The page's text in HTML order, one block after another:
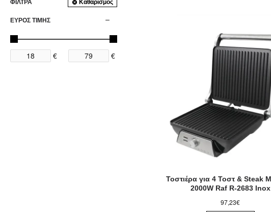
ΦΊΛΤΡΑ Καθαρισμός
ΕΥΡΟΣ ΤΙΜΗΣ
€ €
Τοστιέρα για 4 Τοστ & Steak
2000W Raf R-2683 Inox
97,23€